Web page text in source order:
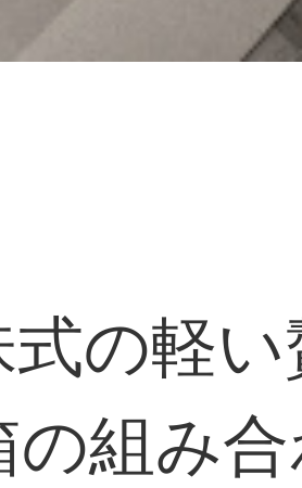
の軽
組み